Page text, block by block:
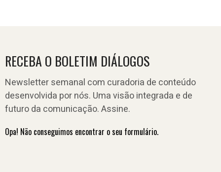
RECEBA O BOLETIM DIÁLOGOS
Newsletter semanal com curadoria de conteúdo
desenvolvida por nós. Uma visão integrada e de
futuro da comunicação. Assine.
Opa! Não conseguimos encontrar o seu formulário.